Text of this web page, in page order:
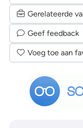
Gerelateerde
Geef feedback
Voeg toe aan